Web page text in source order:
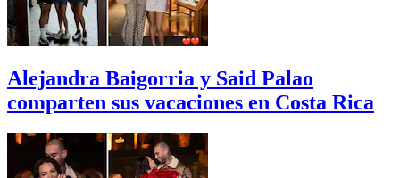
Alejandra Baigorria y Said Palao
comparten sus vacaciones en Costa Rica